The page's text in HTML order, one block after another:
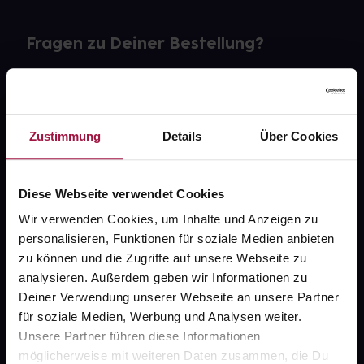
Zustimmung Details Über Cookies
Diese Webseite verwendet Cookies
Wir verwenden Cookies, um Inhalte und Anzeigen zu
personalisieren, Funktionen für soziale Medien anbieten
zu können und die Zugriffe auf unsere Webseite zu
analysieren. Außerdem geben wir Informationen zu
Deiner Verwendung unserer Webseite an unsere Partner
für soziale Medien, Werbung und Analysen weiter.
Unsere Partner führen diese Informationen
möglicherweise mit weiteren Daten zusammen, die Du
Fragen zu Deiner Bestellung?
gesund.de
Über uns
Karriere
Newsletter